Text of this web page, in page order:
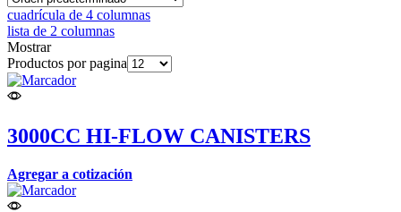
cuadrícula de 4 columnas
lista de 2 columnas
Mostrar
Productos por pagina
3000CC HI-FLOW CANISTERS
Agregar a cotización